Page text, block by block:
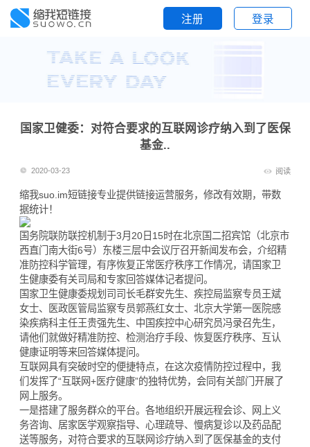
注册 登录
国家卫健委：对符合要求的互联网诊疗纳入到了医保
基金..
2020-03-23 阅读
缩我suo.im短链接专业提供链接运营服务，修改有效期，带数
据统计！
国务院联防联控机制于3月20日15时在北京国二招宾馆（北京市
西直门南大街6号）东楼三层中会议厅召开新闻发布会，介绍精
准防控科学管理，有序恢复正常医疗秩序工作情况，请国家卫
生健康委有关司局和专家回答媒体记者提问。
国家卫生健康委规划司司长毛群安先生、疾控局监察专员王斌
女士、医政医管局监察专员郭燕红女士、北京大学第一医院感
染疾病科主任王贵强先生、中国疾控中心研究员冯录召先生，
请他们就做好精准防控、检测治疗手段、恢复医疗秩序、互认
健康证明等来回答媒体提问。
互联网具有突破时空的便捷特点，在这次疫情防控过程中，我
们发挥了“互联网+医疗健康”的独特优势，会同有关部门开展了
网上服务。
一是搭建了服务群众的平台。各地组织开展远程会诊、网上义
务咨询、居家医学观察指导、心理疏导、慢病复诊以及药品配
送等服务，对符合要求的互联网诊疗纳入到了医保基金的支付